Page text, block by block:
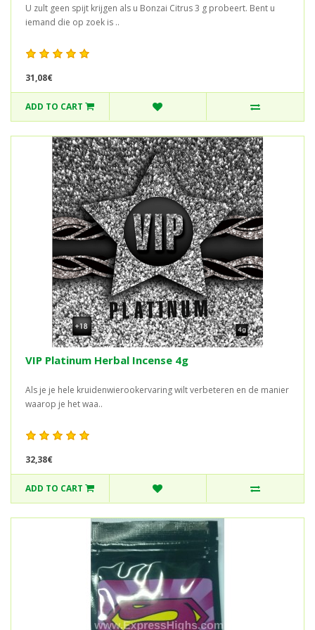
U zult geen spijt krijgen als u Bonzai Citrus 3 g probeert. Bent u
iemand die op zoek is ..
31,08€
ADD TO CART
VIP Platinum Herbal Incense 4g
Als je je hele kruidenwierookervaring wilt verbeteren en de manier
waarop je het waa..
32,38€
ADD TO CART